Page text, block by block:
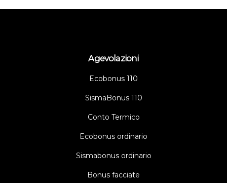
Agevolazioni
Ecobonus 110
SismaBonus 110
Conto Termico
Ecobonus ordinario
Sismabonus ordinario
Bonus facciate